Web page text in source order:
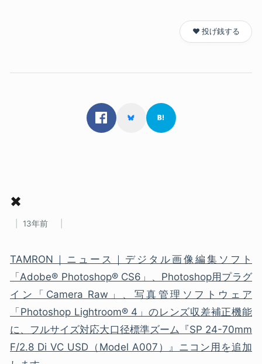
❤️ 投げ銭する
✖
13年前
TAMRON｜ニュース｜デジタル画像編集ソフト
「Adobe® Photoshop® CS6」、Photoshop用プラグ
イン「Camera Raw」、写真管理ソフトウェア
「Photoshop Lightroom® 4」のレンズ収差補正機能
に、フルサイズ対応大口径標準ズーム『SP 24-70mm
F/2.8 Di VC USD（Model A007）』ニコン用を追加